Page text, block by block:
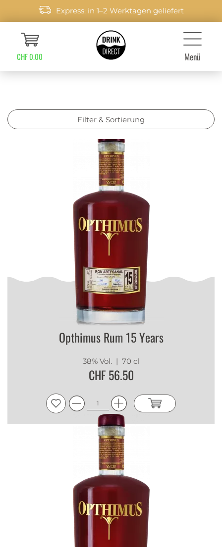
Express: in 1–2 Werktagen geliefert
CHF 0.00 Menü
Filter & Sortierung
Opthimus Rum 15 Years
38% Vol. | 70 cl
CHF 56.50